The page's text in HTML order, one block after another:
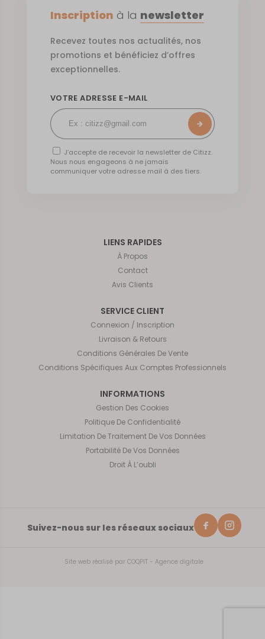
LIENS RAPIDES
À Propos
Contact
Avis Clients
SERVICE CLIENT
Connexion / Inscription
Livraison & Retours
Conditions Générales De Vente
Conditions Spécifiques Aux Comptes Professionnels
INFORMATIONS
Gestion Des Cookies
Politique De Confidentialité
Limitation De Traitement De Vos Données
Portabilité De Vos Données
Droit À L’oubli
Suivez-nous sur les réseaux sociaux
Site web réalisé par COQPIT - Agence digitale
Inscription à la newsletter
Recevez toutes nos actualités, nos
promotions et bénéficiez d’offres
exceptionnelles.
VOTRE ADRESSE E-MAIL
J’accepte de recevoir la newsletter de Citizz.
Nous nous engageons à ne jamais
communiquer votre adresse mail à des tiers.